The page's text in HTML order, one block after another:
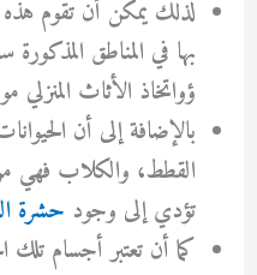
لذلك يمكن أن تقوم
بها في المناطق المذكورة
ؤواتخاذ الأثاث المنزلي
بالإضافة إلى أن
القطط، والكلاب فهي
تؤدي إلى وجود حشرة
كما أن تعتبر أجسام